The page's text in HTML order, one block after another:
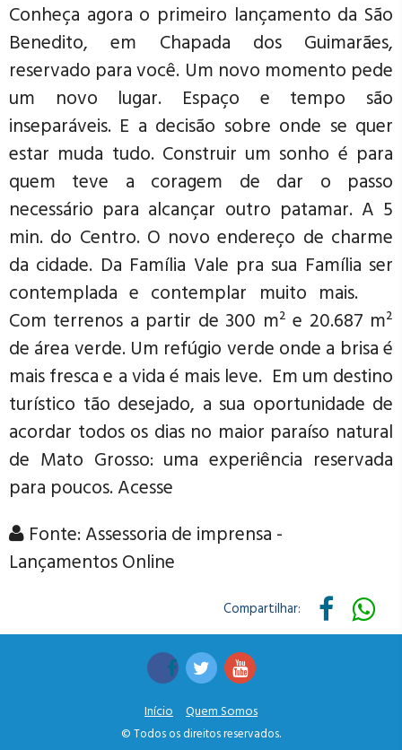
Conheça agora o primeiro lançamento da São
Benedito, em Chapada dos Guimarães,
reservado para você. Um novo momento pede
um novo lugar. Espaço e tempo são
inseparáveis. E a decisão sobre onde se quer
estar muda tudo. Construir um sonho é para
quem teve a coragem de dar o passo
necessário para alcançar outro patamar. A 5
min. do Centro. O novo endereço de charme
da cidade. Da Família Vale pra sua Família ser
contemplada e contemplar muito mais.
Com terrenos a partir de 300 m² e 20.687 m²
de área verde. Um refúgio verde onde a brisa é
mais fresca e a vida é mais leve. Em um destino
turístico tão desejado, a sua oportunidade de
acordar todos os dias no maior paraíso natural
de Mato Grosso: uma experiência reservada
para poucos. Acesse
Fonte: Assessoria de imprensa -
Lançamentos Online
Compartilhar:
Início Quem Somos
© Todos os direitos reservados.